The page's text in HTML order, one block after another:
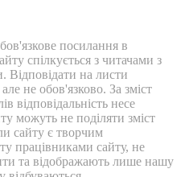
посилання в
спілкується з читачами з
Відповідати на листи
не обов'язково. За зміст
відповідальність несе
можуть не поділяти зміст
сайту є творчим
працівниками сайту, не
та відображають лише нашу